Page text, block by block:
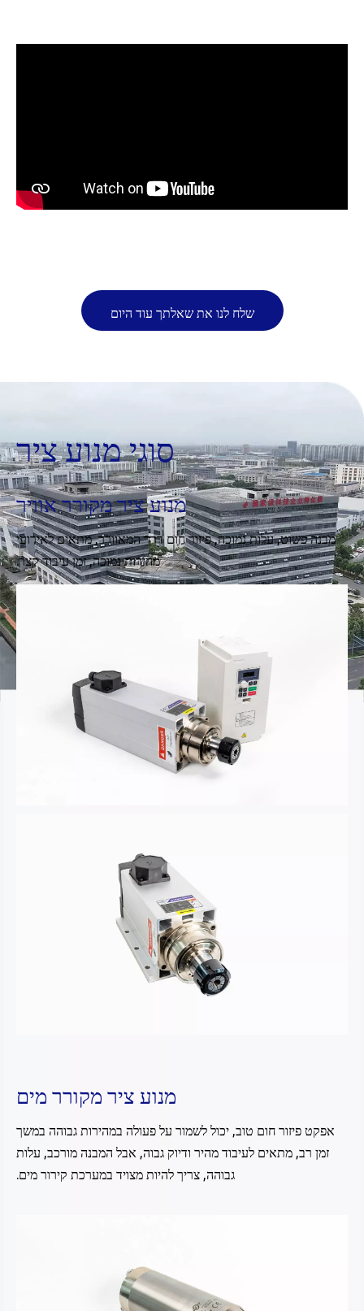
שלח לנו את שאלתך עוד היום
סוגי מנוע ציר
מנוע ציר מקורר אוויר
מבנה פשוט, עלות נמוכה, פיזור חום דרך המאוורר, מתאים לאירועי
מהירות נמוכה, זמן עיבוד קצר.
מנוע ציר מקורר מים
אפקט פיזור חום טוב, יכול לשמור על פעולה במהירות גבוהה במשך
זמן רב, מתאים לעיבוד מהיר ודיוק גבוה, אבל המבנה מורכב, עלות
גבוהה, צריך להיות מצויד במערכת קירור מים.